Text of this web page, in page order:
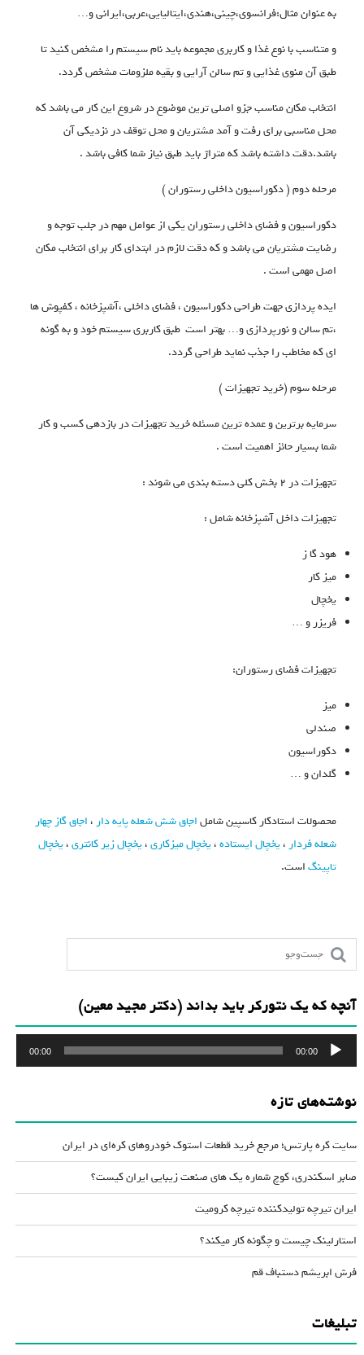
به عنوان مثال:فرانسوی،چینی،هندی،ایتالیایی،عربی،ایرانی و…
و متناسب با نوع غذا و کاربری مجموعه باید نام سیستم را مشخص کنید تا
طبق آن منوی غذایی و تم سالن آرایی و بقیه ملزومات مشخص گردد.
انتخاب مکان مناسب جزو اصلی ترین موضوع در شروع این کار می باشد که
محل مناسبی برای رفت و آمد مشتریان و محل توقف در نزدیکی آن
باشد.دقت داشته باشد که متراژ باید طبق نیاز شما کافی باشد .
مرحله دوم ( دکوراسیون داخلی رستوران )
دکوراسیون و فضای داخلی رستوران یکی از عوامل مهم در جلب توجه و
رضایت مشتریان می باشد و که دقت لازم در ابتدای کار برای انتخاب مکان
اصل مهمی است .
ایده پردازی جهت طراحی دکوراسیون ، فضای داخلی ،آشپزخانه ، کفپوش ها
،تم سالن و نورپردازی و… بهتر است طبق کاربری سیستم خود و به گونه
ای که مخاطب را جذب نماید طراحی گردد.
مرحله سوم (خرید تجهیزات )
سرمایه برترین و عمده ترین مسئله خرید تجهیزات در بازدهی کسب و کار
شما بسیار حائز اهمیت است .
تجهیزات در 2 بخش کلی دسته بندی می شوند :
تجهیزات داخل آشپزخانه شامل :
هود گا ز
میز کار
یخچال
فریزر و …
تجهیزات فضای رستوران:
میز
صندلی
دکوراسیون
گلدان و …
محصولات استادکار کاسپین شاملاجاق شش شعله پایه دار ،اجاق گاز چهار
شعله فردار ،یخچال ایستاده،یخچال میزکاری،یخچال زیر کانتری،یخچال
تاپینگاست.
آنچه که یک نتورکر باید بداند (دکتر مجید معین)
پخش‌کننده
صوت
00:00
00:00
نوشته‌های تازه
سایت کره پارتس؛ مرجع خرید قطعات استوک خودروهای کره‌ای در ایران
صابر اسکندری، کوچ شماره یک های صنعت زیبایی ایران کیست؟
ایران تیرچه تولیدکننده تیرچه کرومیت
استارلینک چیست و چگونه کار میکند؟
فرش ابریشم دستباف قم
تبلیغات